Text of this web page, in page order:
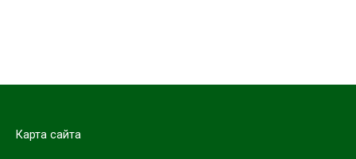
Карта сайта